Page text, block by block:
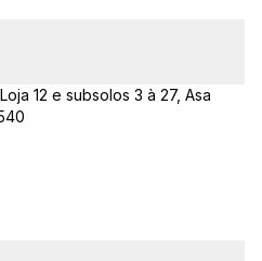
12 e subsolos 3 à 27, Asa